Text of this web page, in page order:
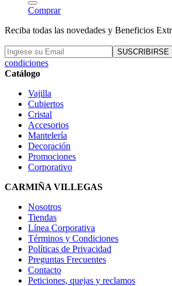
Comprar
Reciba todas las novedades y Beneficios
condiciones
Catálogo
Vajilla
Cubiertos
Cristal
Accesorios
Mantelería
Decoración
Promociones
Corporativo
CARMIÑA VILLEGAS
Nosotros
Tiendas
Línea Corporativa
Términos y Condiciones
Políticas de Privacidad
Preguntas Frecuentes
Contacto
Peticiones, quejas y reclamos